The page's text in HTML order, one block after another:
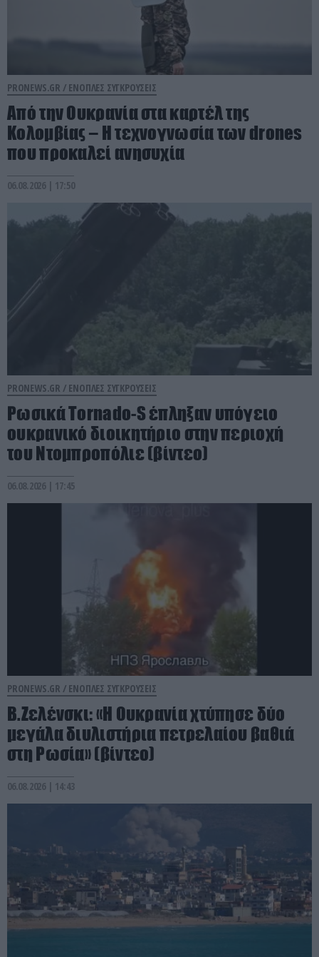
PRONEWS.GR / ΕΝΟΠΛΕΣ ΣΥΓΚΡΟΥΣΕΙΣ
Από την Ουκρανία στα καρτέλ της
Κολομβίας – Η τεχνογνωσία των drones
που προκαλεί ανησυχία
06.08.2026 | 17:50
PRONEWS.GR / ΕΝΟΠΛΕΣ ΣΥΓΚΡΟΥΣΕΙΣ
Ρωσικά Tornado-S έπληξαν υπόγειο
ουκρανικό διοικητήριο στην περιοχή
του Ντομπροπόλιε (βίντεο)
06.08.2026 | 17:45
PRONEWS.GR / ΕΝΟΠΛΕΣ ΣΥΓΚΡΟΥΣΕΙΣ
Β.Ζελένσκι: «Η Ουκρανία χτύπησε δύο
μεγάλα διυλιστήρια πετρελαίου βαθιά
στη Ρωσία» (βίντεο)
06.08.2026 | 14:43